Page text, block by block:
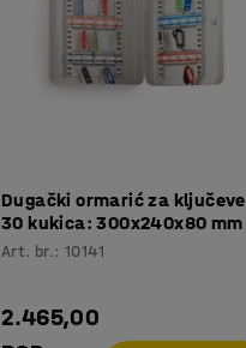
Dugački ormarić za
30 kukica: 300x240x80 mm
Art. br.:10141
2.465,00